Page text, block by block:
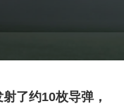
了约10枚导弹，